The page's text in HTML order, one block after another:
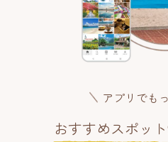
アプリでも
おすすめスポッ